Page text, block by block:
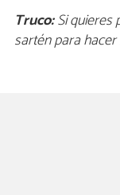
Truco:Si quieres
sartén para